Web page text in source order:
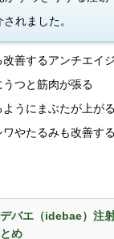
されました。
善するアンチエイ
つと筋肉が張る
うにまぶたが上がる
やたるみも改善する
バエ（idebae）注
め